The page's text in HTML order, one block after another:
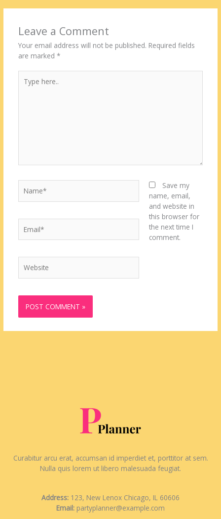
Leave a Comment
Your email address will not be published. Required fields
are marked *
here..
Save my
name, email,
and website in
this browser for
the next time I
comment.
Curabitur arcu erat, accumsan id imperdiet et, porttitor at sem.
Nulla quis lorem ut libero malesuada feugiat.
Address: 123, New Lenox Chicago, IL 60606
Email: partyplanner@example.com